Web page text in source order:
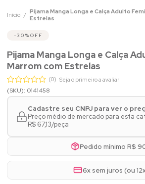
Início
Pijama Manga Longa e Calça Adulto
Estrelas
30% OFF
Pijama Manga Longa e Calça
Marrom com Estrelas
(0) Seja o primeiro a avaliar
(SKU): 0141458
Cadastre seu CNPJ para ver o
Preço médio de mercado para esta
R$ 67,13/peça
Pedido mínimo R$
6x sem juros (ou